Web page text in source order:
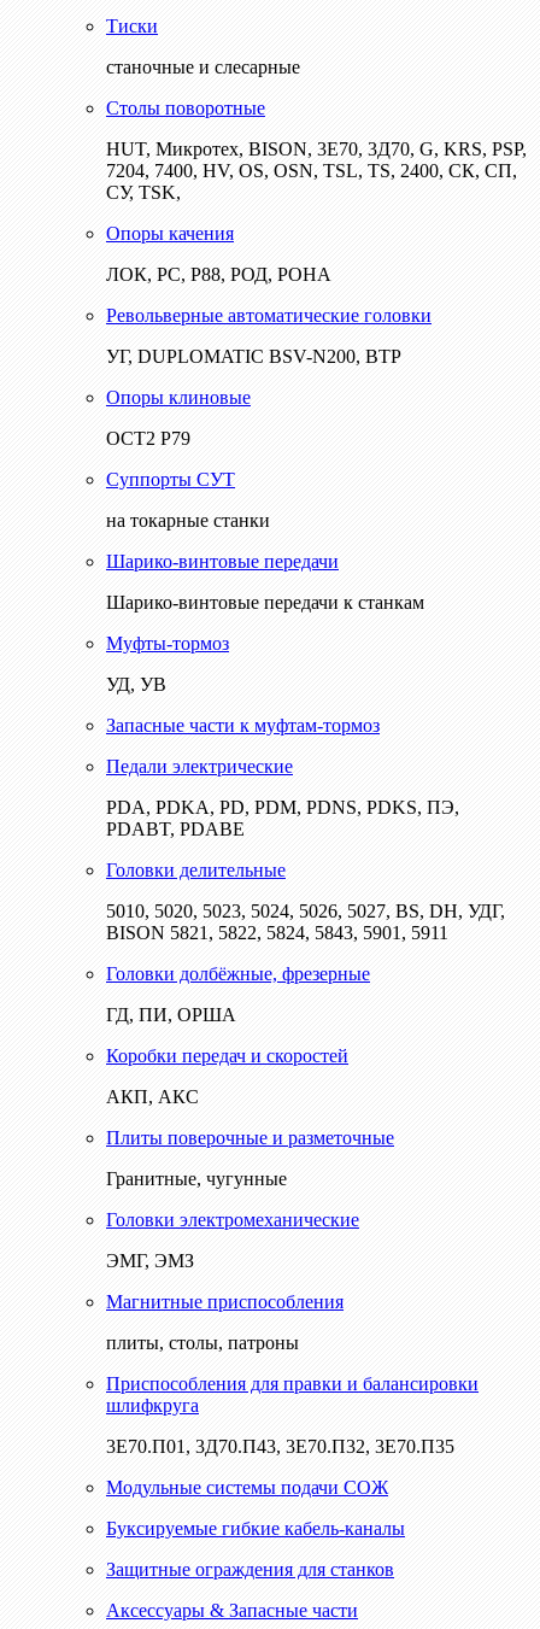
Тиски
станочные и слесарные
Столы поворотные
HUT, Микротех, BISON, 3Е70, 3Д70, G, KRS, PSP,
7204, 7400, HV, OS, OSN, TSL, TS, 2400, СК, СП,
СУ, TSK,
Опоры качения
ЛОК, РС, Р88, РОД, РОНА
Револьверные автоматические головки
УГ, DUPLOMATIC BSV-N200, ВТР
Опоры клиновые
ОСТ2 Р79
Суппорты СУТ
на токарные станки
Шарико-винтовые передачи
Шарико-винтовые передачи к станкам
Муфты-тормоз
УД, УВ
Запасные части к муфтам-тормоз
Педали электрические
PDA, PDKA, PD, PDM, PDNS, PDKS, ПЭ,
PDABT, PDABE
Головки делительные
5010, 5020, 5023, 5024, 5026, 5027, BS, DH, УДГ,
BISON 5821, 5822, 5824, 5843, 5901, 5911
Головки долбёжные, фрезерные
ГД, ПИ, ОРША
Коробки передач и скоростей
АКП, АКС
Плиты поверочные и разметочные
Гранитные, чугунные
Головки электромеханические
ЭМГ, ЭМЗ
Магнитные приспособления
плиты, столы, патроны
Приспособления для правки и балансировки
шлифкруга
3Е70.П01, 3Д70.П43, 3Е70.П32, 3Е70.П35
Модульные системы подачи СОЖ
Буксируемые гибкие кабель-каналы
Защитные ограждения для станков
Аксессуары & Запасные части